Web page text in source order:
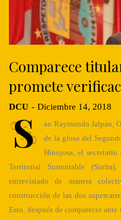
Comparece
promete
DCU - Diciembre 14, 2018
S
an Raymundo Jalpan,
de la glosa del
Hinojosa, el secretario
Territorial Sustentable
entrevistado de manera
construcción de las dos
Esto, después de comparecer